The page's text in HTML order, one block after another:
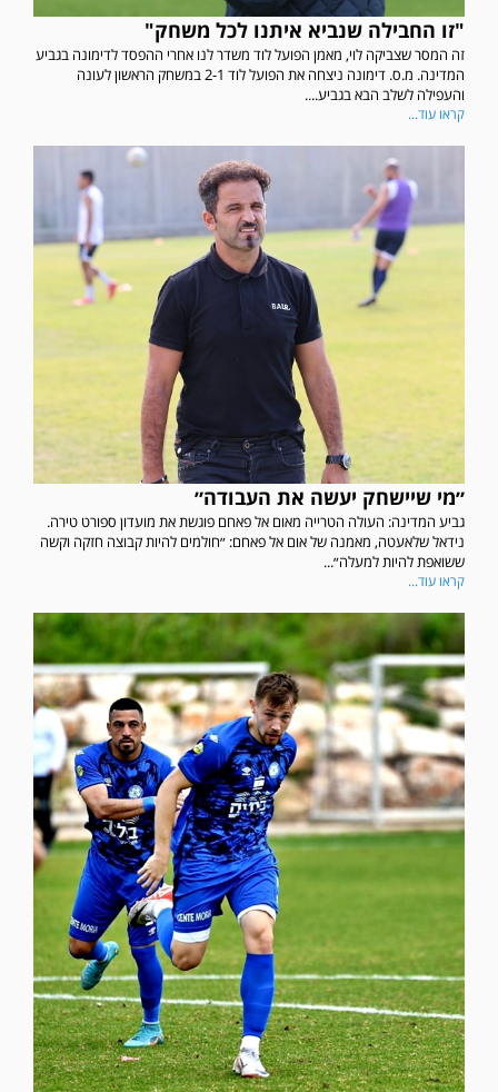
"זו החבילה שנביא איתנו לכל משחק"
זה המסר שצביקה לוי, מאמן הפועל לוד משדר לנו אחרי ההפסד לדימונה בגביע
המדינה. מ.ס. דימונה ניצחה את הפועל לוד 2-1 במשחק הראשון לעונה
והעפילה לשלב הבא בגביע....
קראו עוד...
״מי שיישחק יעשה את העבודה״
גביע המדינה: העולה הטרייה מאום אל פאחם פוגשת את מועדון ספורט טירה.
נידאל שלאעטה, מאמנה של אום אל פאחם: ״חולמים להיות קבוצה חזקה וקשה
ששואפת להיות למעלה״...
קראו עוד...